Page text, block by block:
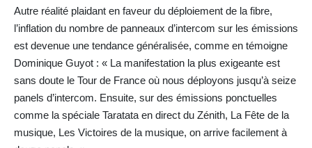
Autre réalité plaidant en faveur du déploiement de la fibre,
l’inflation du nombre de panneaux d’intercom sur les émissions
est devenue une tendance généralisée, comme en témoigne
Dominique Guyot : « La manifestation la plus exigeante est
sans doute le Tour de France où nous déployons jusqu’à seize
panels d’intercom. Ensuite, sur des émissions ponctuelles
comme la spéciale Taratata en direct du Zénith, La Fête de la
musique, Les Victoires de la musique, on arrive facilement à